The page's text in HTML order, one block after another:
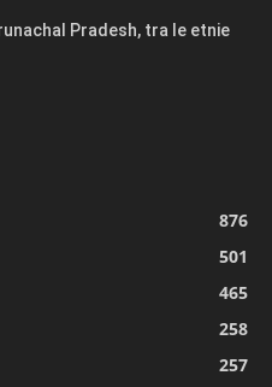
Pradesh, tra le etnie
876
501
465
258
257